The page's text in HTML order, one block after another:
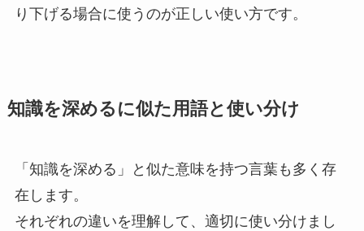
り下げる場合に使うのが正しい使い方です。
知識を深めるに似た用語と使い分け
「知識を深める」と似た意味を持つ言葉も多く存
在します。
それぞれの違いを理解して、適切に使い分けまし